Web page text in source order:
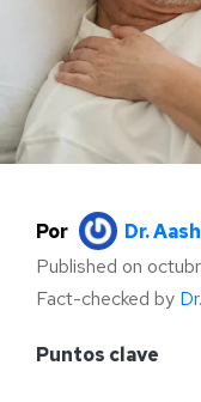
Por Dr.
Published on
Fact-checked by
Puntos clave